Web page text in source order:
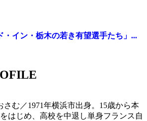
・イン・栃木の若き有望選手たち」...
さむ／1971年横浜市出身。15歳から本
はじめ、高校を中退し単身フランス自